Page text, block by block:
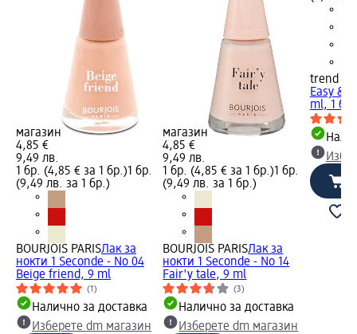
магазин
4,85 €
9,49 лв.
1 бр. (4,85 € за 1 бр.)1 бр.
(9,49 лв. за 1 бр.)
BOURJOIS PARISЛак за
нокти 1 Seconde - No 04
Beige friend, 9 ml
(1)
Налично за доставка
Изберете dm магазин
магазин
4,85 €
9,49 лв.
1 бр. (4,85 € за 1 бр.)1 бр.
(9,49 лв. за 1 бр.)
BOURJOIS PARISЛак за
нокти 1 Seconde - No 14
Fair'y tale, 9 ml
(3)
Налично за доставка
Изберете dm магазин
trend !t
Easy &
ml, 1 бр